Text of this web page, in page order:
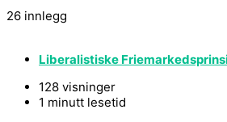
26 innlegg
Liberalistiske
128 visninger
1 minutt lesetid